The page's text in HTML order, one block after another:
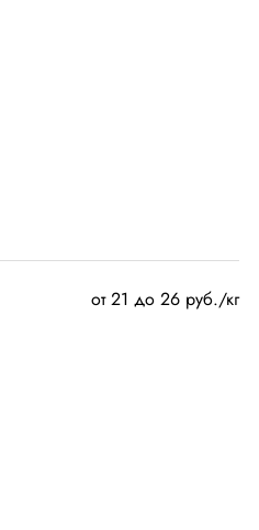
от 21 до 26 руб./кг